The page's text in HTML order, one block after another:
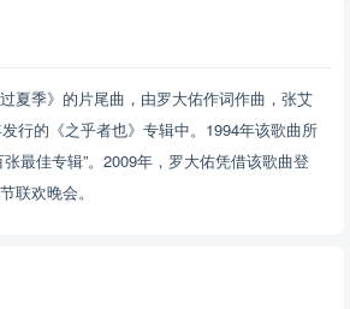
夏季》的片尾曲，由罗大佑作词作曲，张艾
行的《之乎者也》专辑中。1994年该歌曲所
最佳专辑”。2009年，罗大佑凭借该歌曲登
联欢晚会。